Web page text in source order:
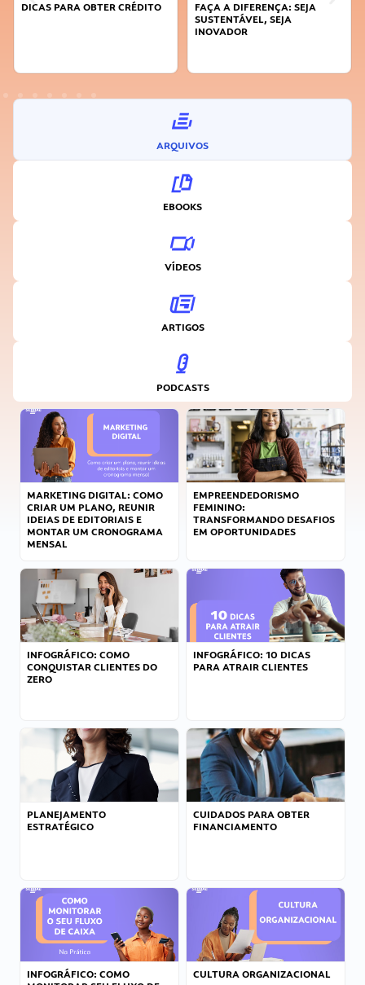
DICAS PARA OBTER CRÉDITO
FAÇA A DIFERENÇA: SEJA
SUSTENTÁVEL, SEJA
INOVADOR
ARQUIVOS
EBOOKS
VÍDEOS
ARTIGOS
PODCASTS
MARKETING DIGITAL: COMO
CRIAR UM PLANO, REUNIR
IDEIAS DE EDITORIAIS E
MONTAR UM CRONOGRAMA
MENSAL
EMPREENDEDORISMO
FEMININO:
TRANSFORMANDO DESAFIOS
EM OPORTUNIDADES
INFOGRÁFICO: COMO
CONQUISTAR CLIENTES DO
ZERO
INFOGRÁFICO: 10 DICAS
PARA ATRAIR CLIENTES
PLANEJAMENTO
ESTRATÉGICO
CUIDADOS PARA OBTER
FINANCIAMENTO
INFOGRÁFICO: COMO
CULTURA ORGANIZACIONAL